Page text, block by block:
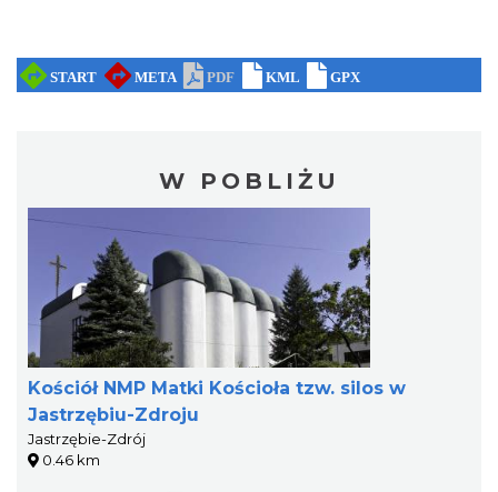
W POBLIŻU
Kościół NMP Matki Kościoła tzw. silos w
Jastrzębiu-Zdroju
Jastrzębie-Zdrój
0.46 km